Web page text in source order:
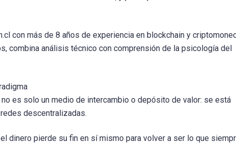
con más de 8 años de experiencia en blockchain y
combina análisis técnico con comprensión de la psicología del
es solo un medio de intercambio o depósito de valor: se está
descentralizadas.
dinero pierde su fin en sí mismo para volver a ser lo que